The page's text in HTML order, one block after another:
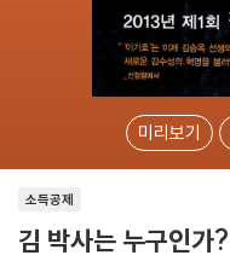
미리보기
소득공제
김 박사는 누구인가?